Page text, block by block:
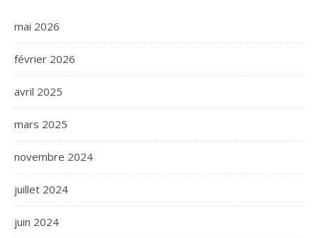
mai 2026
février 2026
avril 2025
mars 2025
novembre 2024
juillet 2024
juin 2024